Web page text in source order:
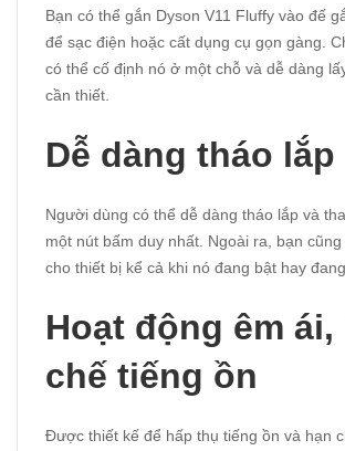
Bạn có thể gắn Dyson V11 Fluffy vào đế
để sạc điện hoặc cất dụng cụ gọn gàng.
có thể cố định nó ở một chỗ và dễ dàng
cần thiết.
Dễ dàng tháo lắp
Người dùng có thể dễ dàng tháo lắp và
một nút bấm duy nhất. Ngoài ra, bạn
cho thiết bị kể cả khi nó đang bật hay
Hoạt động êm ái,
chế tiếng ồn
Được thiết kế để hấp thụ tiếng ồn và hạn